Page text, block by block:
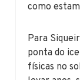
como
Para
ponta do
físicas no